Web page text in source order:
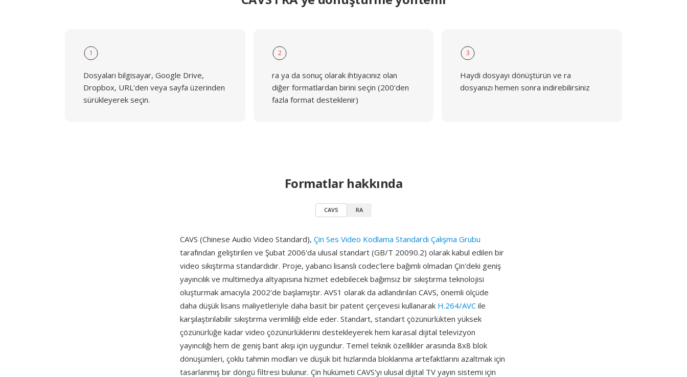
1
Dosyaları bilgisayar, Google Drive,
Dropbox, URL'den veya sayfa üzerinden
sürükleyerek seçin.
2
ra ya da sonuç olarak ihtiyacınız olan
diğer formatlardan birini seçin (200'den
fazla format desteklenir)
3
Haydi dosyayı dönüştürün ve ra
dosyanızı hemen sonra indirebilirsiniz
Formatlar hakkında
CAVS RA
CAVS (Chinese Audio Video Standard), Çin Ses Video Kodlama Standardı Çalışma Grubu
tarafından geliştirilen ve Şubat 2006'da ulusal standart (GB/T 20090.2) olarak kabul edilen bir
video sıkıştırma standardıdır. Proje, yabancı lisanslı codec'lere bağımlı olmadan Çin'deki geniş
yayıncılık ve multimedya altyapısına hizmet edebilecek bağımsız bir sıkıştırma teknolojisi
oluşturmak amacıyla 2002'de başlamıştır. AVS1 olarak da adlandırılan CAVS, önemli ölçüde
daha düşük lisans maliyetleriyle daha basit bir patent çerçevesi kullanarak H.264/AVC ile
karşılaştırılabilir sıkıştırma verimliliği elde eder. Standart, standart çözünürlükten yüksek
çözünürlüğe kadar video çözünürlüklerini destekleyerek hem karasal dijital televizyon
yayıncılığı hem de geniş bant akışı için uygundur. Temel teknik özellikler arasında 8x8 blok
dönüşümleri, çoklu tahmin modları ve düşük bit hızlarında bloklanma artefaktlarını azaltmak için
tasarlanmış bir döngü filtresi bulunur. Çin hükümeti CAVS'yı ulusal dijital TV yayın sistemi için